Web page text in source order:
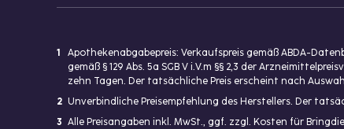
1
Apothekenabgabepreis: Verkaufspreis gemäß ABDA-
gemäß § 129 Abs. 5a SGB V i.V.m §§ 2,3 der
zehn Tagen. Der tatsächliche Preis erscheint nach
2 Unverbindliche Preisempfehlung des Herstellers. Der
3 Alle Preisangaben inkl. MwSt., ggf. zzgl. Kosten für